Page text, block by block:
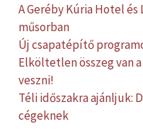
A Geréby Kúria Hotel
műsorban
Új csapatépítő
Elköltetlen összeg van
veszni!
Téli időszakra ajánljuk:
cégeknek